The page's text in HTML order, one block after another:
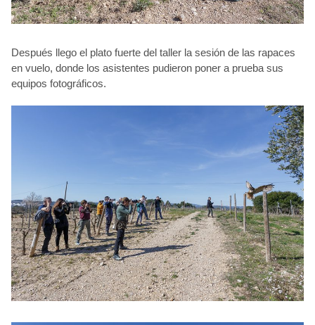
Después llego el plato fuerte del taller la sesión de las rapaces
en vuelo, donde los asistentes pudieron poner a prueba sus
equipos fotográficos.